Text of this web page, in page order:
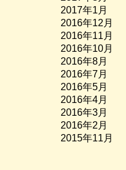
2017年1月
2016年12月
2016年11月
2016年10月
2016年8月
2016年7月
2016年5月
2016年4月
2016年3月
2016年2月
2015年11月